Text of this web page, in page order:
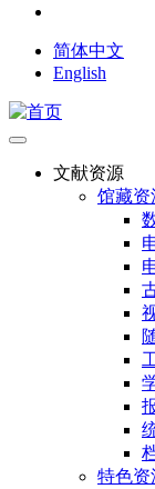
简体中文
English
文献资源
馆藏资
特色资